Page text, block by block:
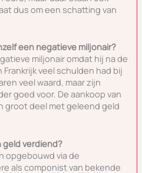
dus om een schatting van
een negatieve miljonair?
miljonair omdat hij na de
veel schulden had bij
veel waard, maar zijn
goed voor. De aankoop van
groot deel met geleend geld
geld verdiend?
opgebouwd via de
als componist van bekende